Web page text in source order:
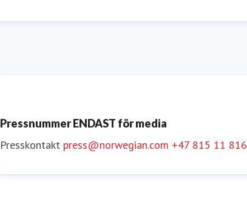
Pressnummer ENDAST för media
Presskontakt press@norwegian.com +47 815 11 816